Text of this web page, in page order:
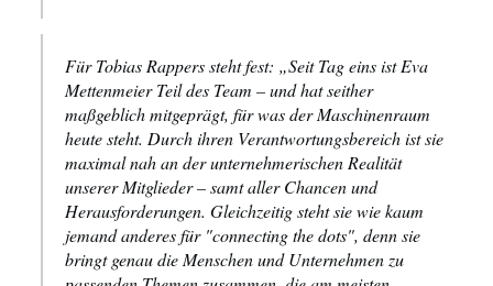
Für Tobias Rappers steht fest: „Seit Tag eins ist Eva
Mettenmeier Teil des Team – und hat seither
maßgeblich mitgeprägt, für was der Maschinenraum
heute steht. Durch ihren Verantwortungsbereich ist sie
maximal nah an der unternehmerischen Realität
unserer Mitglieder – samt aller Chancen und
Herausforderungen. Gleichzeitig steht sie wie kaum
jemand anderes für "connecting the dots", denn sie
bringt genau die Menschen und Unternehmen zu